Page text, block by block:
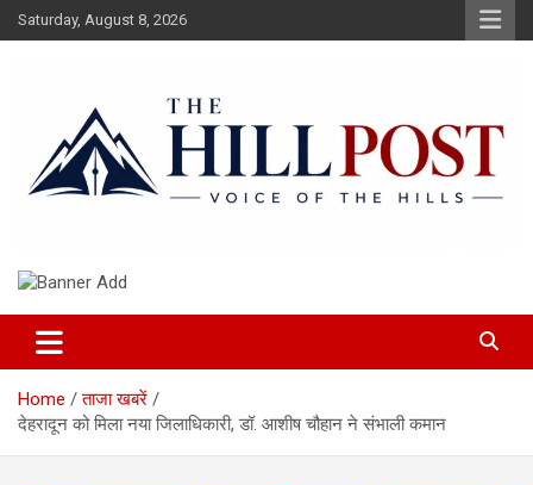
Skip
to
Saturday, August 8, 2026
The Hillpost
Home
ताजा खबरें
देहरादून को मिला नया जिलाधिकारी, डॉ. आशीष चौहान ने संभाली कमान